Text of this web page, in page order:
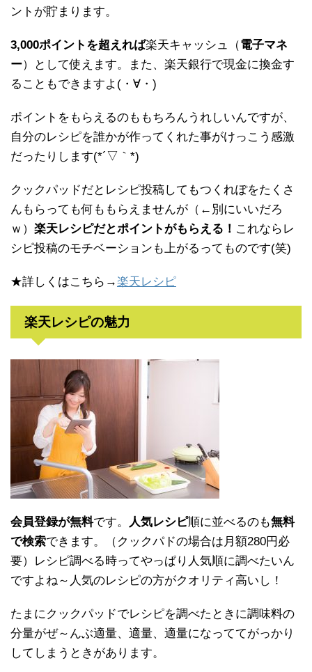
ントが貯まります。
3,000ポイントを超えれば楽天キャッシュ（電子マネ
ー）として使えます。また、楽天銀行で現金に換金す
ることもできますよ(・∀・)
ポイントをもらえるのももちろんうれしいんですが、
自分のレシピを誰かが作ってくれた事がけっこう感激
だったりします(*´▽｀*)
クックパッドだとレシピ投稿してもつくれぽをたくさ
んもらっても何ももらえませんが（←別にいいだろ
ｗ） 楽天レシピだとポイントがもらえる！ これならレ
シピ投稿のモチベーションも上がるってものです(笑)
★詳しくはこちら→ 楽天レシピ
楽天レシピの魅力
会員登録が無料です。 人気レシピ順に並べるのも無料
で検索できます。（クックパドの場合は月額280円必
要）レシピ調べる時ってやっぱり人気順に調べたいん
ですよね～人気のレシピの方がクオリティ高いし！
たまにクックパッドでレシピを調べたときに調味料の
分量がぜ～んぶ適量、適量、適量になっててがっかり
してしまうときがあります。